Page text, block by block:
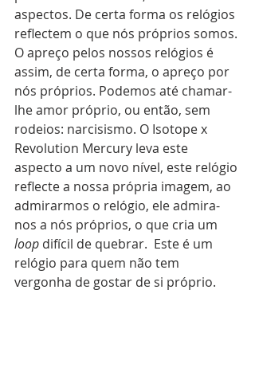
aspectos. De certa forma os relógios
reflectem o que nós próprios somos.
O apreço pelos nossos relógios é
assim, de certa forma, o apreço por
nós próprios. Podemos até chamar-
lhe amor próprio, ou então, sem
rodeios: narcisismo. O Isotope x
Revolution Mercury leva este
aspecto a um novo nível, este relógio
reflecte a nossa própria imagem, ao
admirarmos o relógio, ele admira-
nos a nós próprios, o que cria um
loop difícil de quebrar.  Este é um
relógio para quem não tem
vergonha de gostar de si próprio.